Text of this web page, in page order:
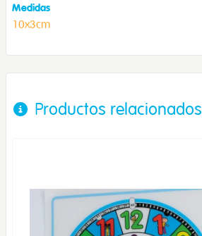
Medidas
10x3cm
Productos relacionados